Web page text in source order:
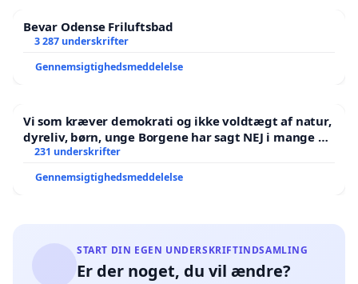
Bevar Odense Friluftsbad
3 287 underskrifter
Gennemsigtighedsmeddelelse
Vi som kræver demokrati og ikke voldtægt af natur,
dyreliv, børn, unge Borgene har sagt NEJ i mange år.
Der er
231 underskrifter
Gennemsigtighedsmeddelelse
START DIN EGEN UNDERSKRIFTINDSAMLING
Er der noget, du vil ændre?